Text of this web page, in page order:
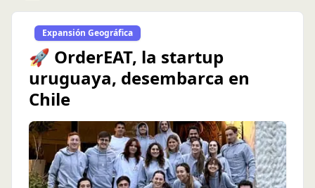
Expansión Geográfica
🚀 OrderEAT, la startup
uruguaya, desembarca en
Chile